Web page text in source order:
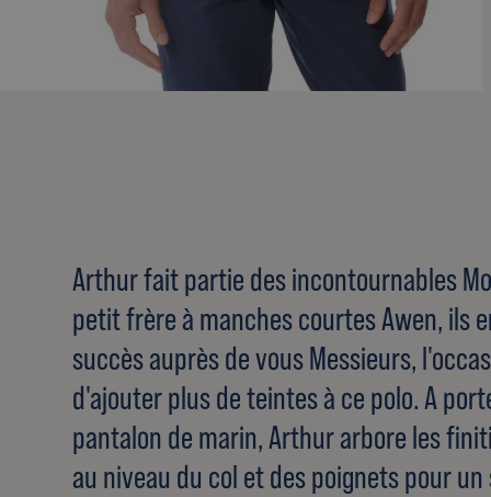
Arthur fait partie des incontournables
petit frère à manches courtes Awen, ils
succès auprès de vous Messieurs,
d'ajouter plus de teintes à ce polo. A
pantalon de marin, Arthur arbore les
au niveau du col et des poignets pour